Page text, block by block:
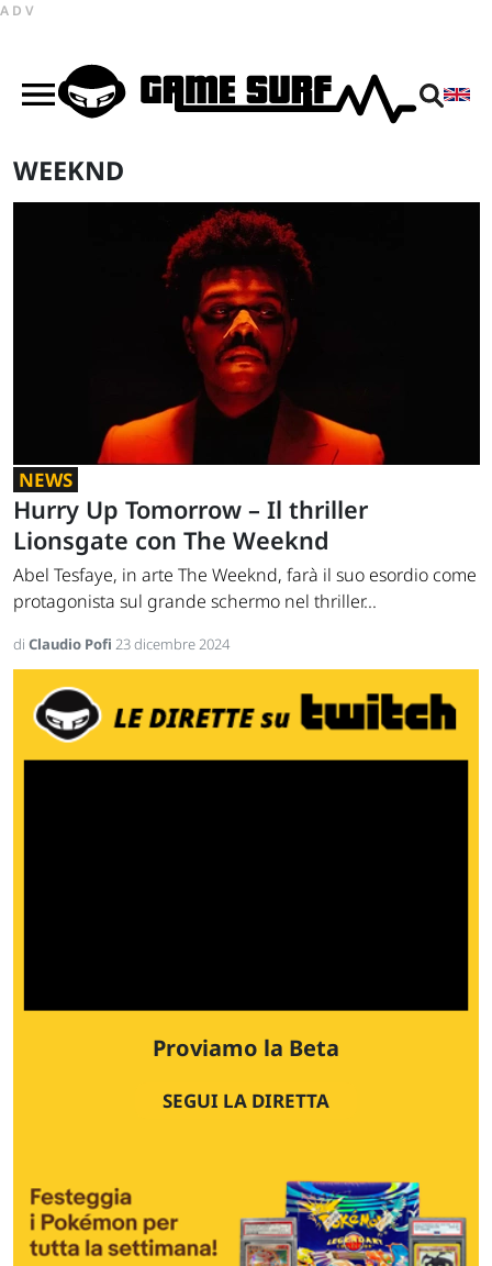
ADV
WEEKND
NEWS
Hurry Up Tomorrow – Il thriller
Lionsgate con The Weeknd
Abel Tesfaye, in arte The Weeknd, farà il suo esordio come
protagonista sul grande schermo nel thriller...
di Claudio Pofi 23 dicembre 2024
Proviamo la Beta
SEGUI LA DIRETTA